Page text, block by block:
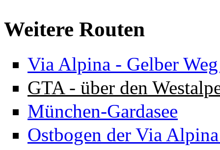
Weitere Routen
Via Alpina - Gelber
GTA - über den
München-Gardasee
Ostbogen der Via